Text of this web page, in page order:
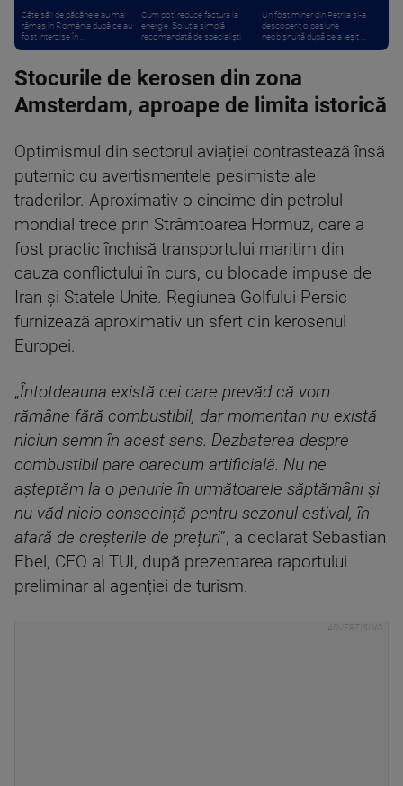
Câte săli de păcănele au mai
rămas în România după ce au
fost interzise în ...
Cum poți reduce factura la
energie. Soluția simplă
recomandată de specialiști
Un fost miner din Petrila și-a
descoperit o pasiune
neobișnuită după ce a ieșit ...
Stocurile de kerosen din zona
Amsterdam, aproape de limita istorică
Optimismul din sectorul aviației contrastează însă
puternic cu avertismentele pesimiste ale
traderilor. Aproximativ o cincime din petrolul
mondial trece prin Strâmtoarea Hormuz, care a
fost practic închisă transportului maritim din
cauza conflictului în curs, cu blocade impuse de
Iran și Statele Unite. Regiunea Golfului Persic
furnizează aproximativ un sfert din kerosenul
Europei.
„Întotdeauna există cei care prevăd că vom
rămâne fără combustibil, dar momentan nu există
niciun semn în acest sens. Dezbaterea despre
combustibil pare oarecum artificială. Nu ne
așteptăm la o penurie în următoarele săptămâni și
nu văd nicio consecință pentru sezonul estival, în
afară de creșterile de prețuri”, a declarat Sebastian
Ebel, CEO al TUI, după prezentarea raportului
preliminar al agenției de turism.